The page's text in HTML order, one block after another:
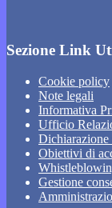
Sezione Link
Cookie policy
Note legali
Informativa
Ufficio
Dichiarazione
Obiettivi di
Gestione